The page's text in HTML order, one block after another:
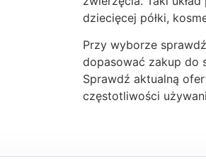
dziecięcej półki,
Przy wyborze
dopasować zakup do
Sprawdź aktualną
częstotliwości